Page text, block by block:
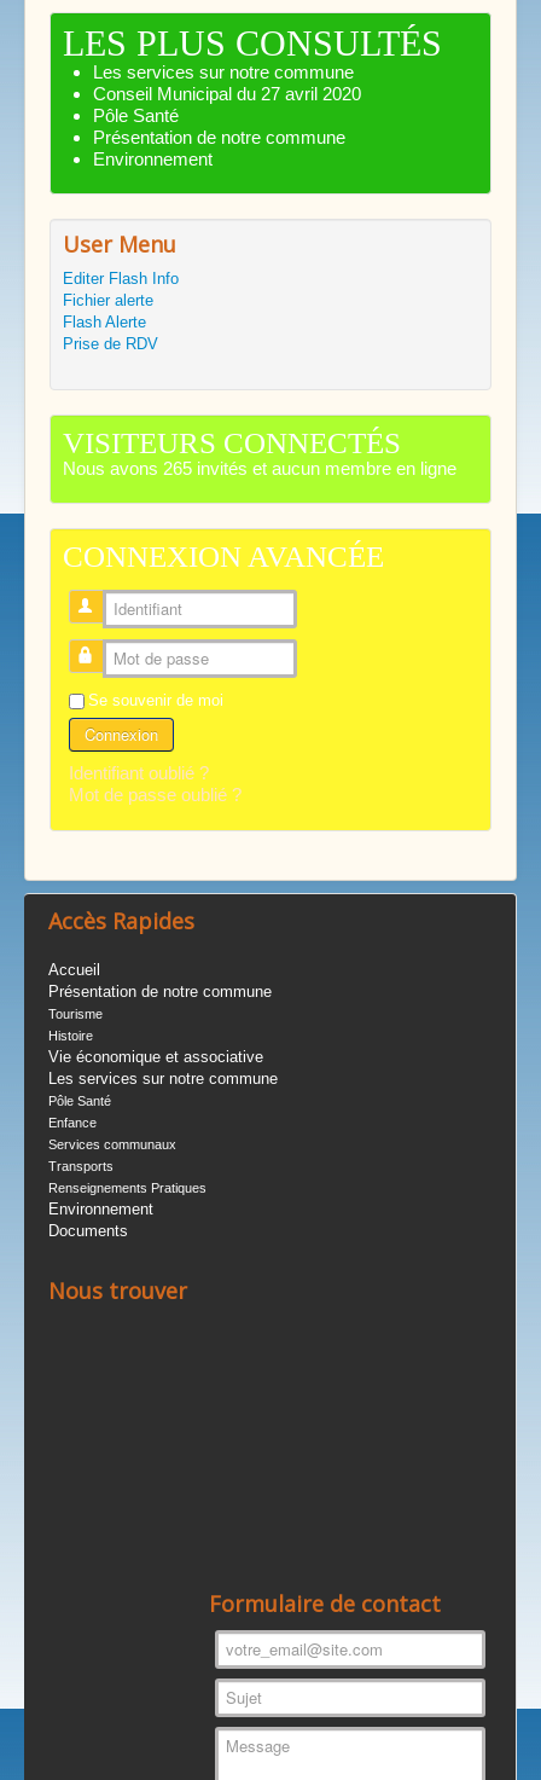
LES PLUS CONSULTÉS
Les services sur notre commune
Conseil Municipal du 27 avril 2020
Pôle Santé
Présentation de notre commune
Environnement
User Menu
Editer Flash Info
Fichier alerte
Flash Alerte
Prise de RDV
VISITEURS CONNECTÉS
Nous avons 265 invités et aucun membre en ligne
CONNEXION AVANCÉE
Identifiant
Mot de passe
Se souvenir de moi
Connexion
Identifiant oublié ?
Mot de passe oublié ?
Accès Rapides
Accueil
Présentation de notre commune
Tourisme
Histoire
Vie économique et associative
Les services sur notre commune
Pôle Santé
Enfance
Services communaux
Transports
Renseignements Pratiques
Environnement
Documents
Nous trouver
Formulaire de contact